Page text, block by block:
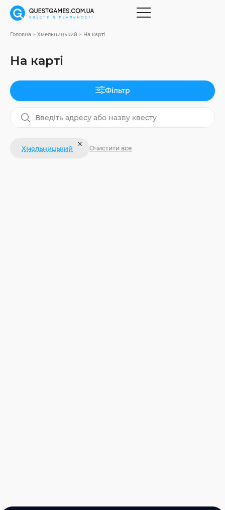
Головна Хмельницький На карті
На карті
Фільтр
Хмельницький Очистити все